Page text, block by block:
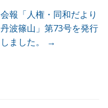
会報「人権・同和だより
丹波篠山」第73号を発行
しました。
→